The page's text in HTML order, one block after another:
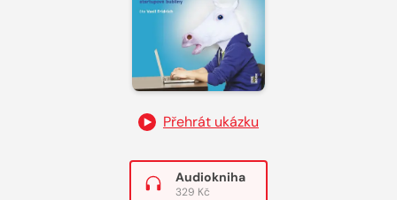
Přehrát ukázku
Audiokniha
329 Kč